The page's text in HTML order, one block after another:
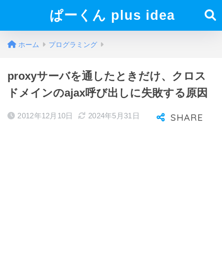
ぱーくん plus idea
ホーム プログラミング
proxyサーバを通したときだけ、クロス
ドメインのajax呼び出しに失敗する原因
2012年12月10日 2024年5月31日